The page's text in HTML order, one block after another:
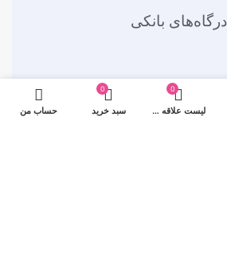
درگاه‌های بانکی
توسط کلیه کارت‌های بانکی
0
لیست علاقه مندی ها
0
سبد خرید حساب من